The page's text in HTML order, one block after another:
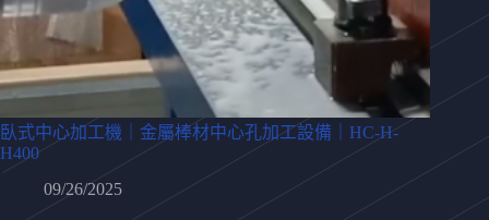
臥式中心加工機｜金屬棒材中心孔加工設備｜HC-H-
H400
09/26/2025